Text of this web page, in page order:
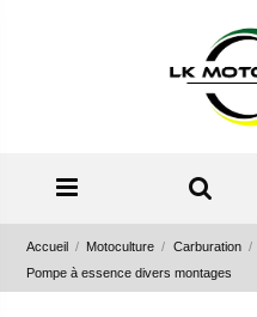
Accueil Motoculture Carburation
Pompe à essence divers montages